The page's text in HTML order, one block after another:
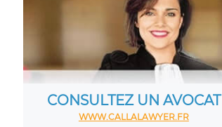
CONSULTEZ UN AVOCAT
WWW.CALLALAWYER.FR